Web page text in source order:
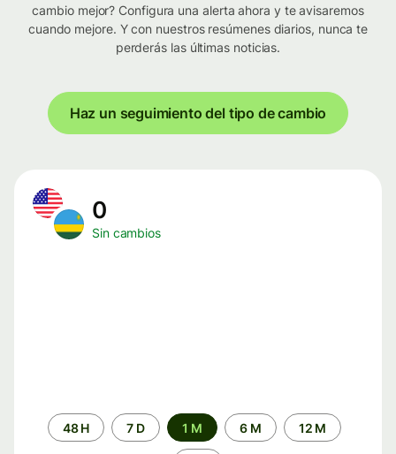
cambio mejor? Configura una alerta ahora y te avisaremos
cuando mejore. Y con nuestros resúmenes diarios, nunca te
perderás las últimas noticias.
Haz un seguimiento del tipo de cambio
0
Sin cambios
Periodo48 H 7 D 1 M 6 M 12 M